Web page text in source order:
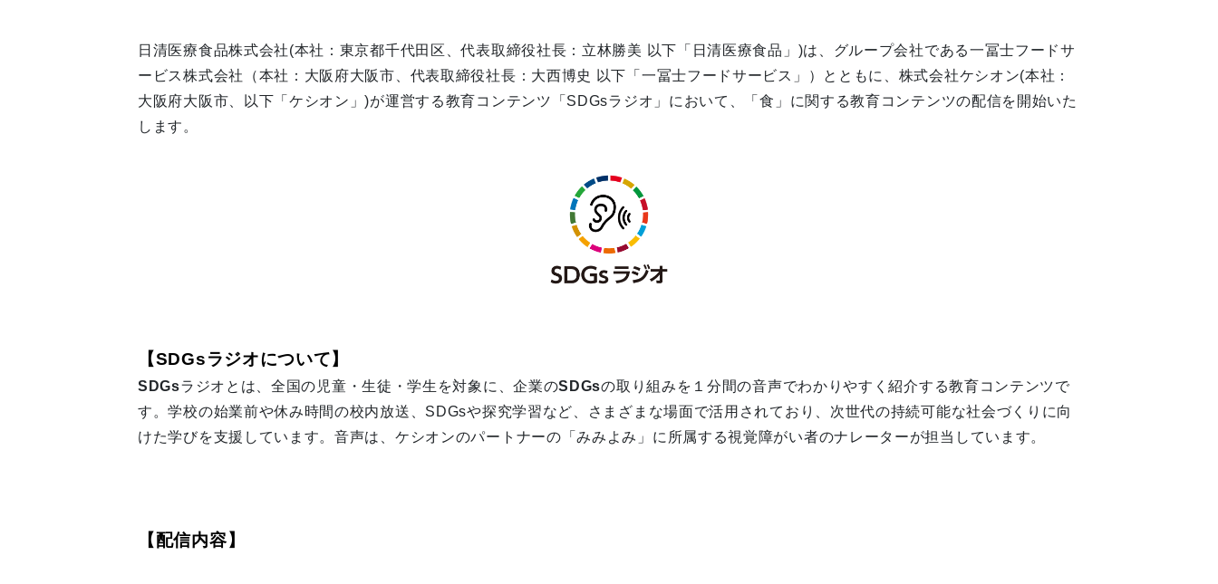
日清医療食品株式会社(本社：東京都千代田区、代表取締役社長：立林勝美 以下「日清医療食品」)は、グループ会社である一冨士フードサ
ービス株式会社（本社：大阪府大阪市、代表取締役社長：大西博史 以下「一冨士フードサービス」）とともに、株式会社ケシオン(本社：
大阪府大阪市、以下「ケシオン」)が運営する教育コンテンツ「SDGsラジオ」において、「食」に関する教育コンテンツの配信を開始いた
します。
【SDGsラジオについて】
SDGsラジオとは、全国の児童・生徒・学生を対象に、企業のSDGsの取り組みを１分間の音声でわかりやすく紹介する教育コンテンツで
す。学校の始業前や休み時間の校内放送、SDGsや探究学習など、さまざまな場面で活用されており、次世代の持続可能な社会づくりに向
けた学びを支援しています。音声は、ケシオンのパートナーの「みみよみ」に所属する視覚障がい者のナレーターが担当しています。
【配信内容】